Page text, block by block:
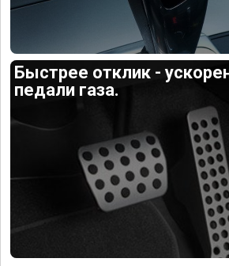
Быстрее отклик -
педали газа.